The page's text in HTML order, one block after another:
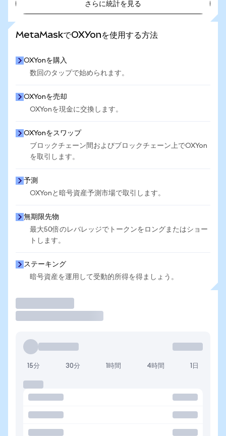
さらに統計を見る
MetaMaskでOXYonを使用する方法
OXYonを購入
数回のタップで始められます。
OXYonを売却
OXYonを現金に交換します。
OXYonをスワップ
ブロックチェーン間およびブロックチェーン上でOXYon
を取引します。
予測
OXYonと暗号資産予測市場で取引します。
無期限先物
最大50倍のレバレッジでトークンをロングまたはショー
トします。
ステーキング
暗号資産を運用して受動的所得を得ましょう。
15分 30分 1時間 4時間 1日